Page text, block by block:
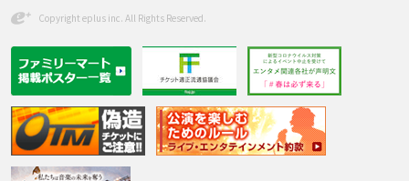
Copyright eplus inc. All Rights Reserved.